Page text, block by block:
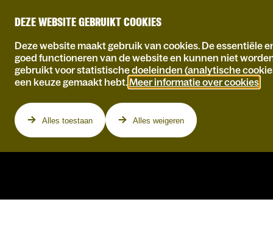
DEZE WEBSITE GEBRUIKT COOKIES
Deze website maakt gebruik van cookies. De essentiële
goed functioneren van de website en kunnen niet
gebruikt voor statistische doeleinden (analytische
een keuze gemaakt hebt. Meer informatie over cookies
Alles toestaan Alles weigeren